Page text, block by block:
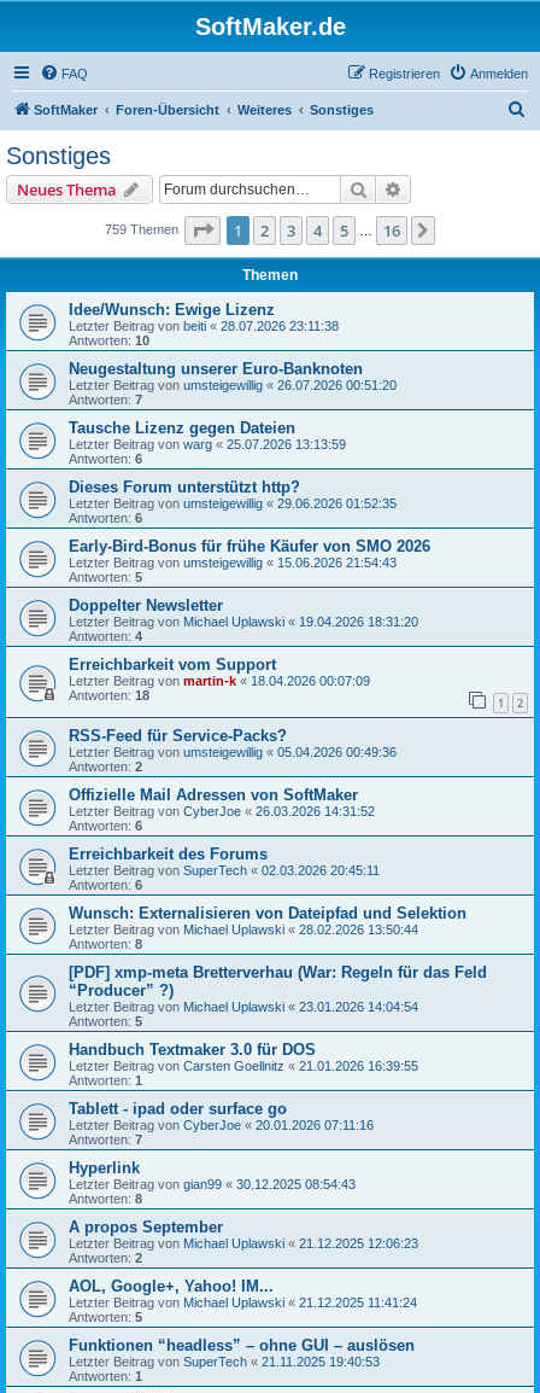
SoftMaker.de
FAQ Anmelden
Registrieren
SoftMaker Foren-Übersicht Weiteres Sonstiges
Sonstiges
Neues Thema Suche
759 Themen Seite 1von 16
1 2 3 4 5 16
Themen
Idee/Wunsch: Ewige Lizenz
Letzter Beitrag von beiti « 28.07.2026 23:11:38
Antworten: 10
Neugestaltung unserer Euro-Banknoten
Letzter Beitrag von umsteigewillig « 26.07.2026 00:51:20
Antworten: 7
Tausche Lizenz gegen Dateien
Letzter Beitrag von warg « 25.07.2026 13:13:59
Antworten: 6
Dieses Forum unterstützt http?
Letzter Beitrag von umsteigewillig « 29.06.2026 01:52:35
Antworten: 6
Early-Bird-Bonus für frühe Käufer von SMO 2026
Letzter Beitrag von umsteigewillig « 15.06.2026 21:54:43
Antworten: 5
Doppelter Newsletter
Letzter Beitrag von Michael Uplawski « 19.04.2026 18:31:20
Antworten: 4
Erreichbarkeit vom Support
Letzter Beitrag von martin-k « 18.04.2026 00:07:09
Antworten: 18 1 2
RSS-Feed für Service-Packs?
Letzter Beitrag von umsteigewillig « 05.04.2026 00:49:36
Antworten: 2
Offizielle Mail Adressen von SoftMaker
Letzter Beitrag von CyberJoe « 26.03.2026 14:31:52
Antworten: 6
Erreichbarkeit des Forums
Letzter Beitrag von SuperTech « 02.03.2026 20:45:11
Antworten: 6
Wunsch: Externalisieren von Dateipfad und Selektion
Letzter Beitrag von Michael Uplawski « 28.02.2026 13:50:44
Antworten: 8
[PDF] xmp-meta Bretterverhau (War: Regeln für das Feld
“Producer” ?)
Letzter Beitrag von Michael Uplawski « 23.01.2026 14:04:54
Antworten: 5
Handbuch Textmaker 3.0 für DOS
Letzter Beitrag von Carsten Goellnitz « 21.01.2026 16:39:55
Antworten: 1
Tablett - ipad oder surface go
Letzter Beitrag von CyberJoe « 20.01.2026 07:11:16
Antworten: 7
Hyperlink
Letzter Beitrag von gian99 « 30.12.2025 08:54:43
Antworten: 8
A propos September
Letzter Beitrag von Michael Uplawski « 21.12.2025 12:06:23
Antworten: 2
AOL, Google+, Yahoo! IM...
Letzter Beitrag von Michael Uplawski « 21.12.2025 11:41:24
Antworten: 5
Funktionen “headless” – ohne GUI – auslösen
Letzter Beitrag von SuperTech « 21.11.2025 19:40:53
Antworten: 1